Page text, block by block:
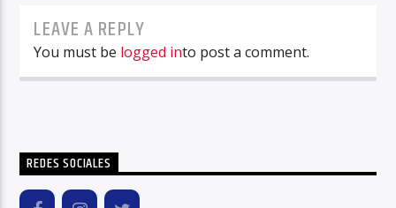
LEAVE A REPLY
You must be logged into post a comment.
REDES SOCIALES